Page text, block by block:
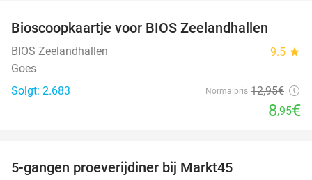
Bioscoopkaartje voor BIOS Zeelandhallen
BIOS Zeelandhallen 9.5 star
Goes
Solgt: 2.683
Normalpris 12,95€
8,95€
5-gangen proeverijdiner bij Markt45